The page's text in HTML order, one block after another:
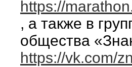
https://
, а также в
общества
https://vk.com/